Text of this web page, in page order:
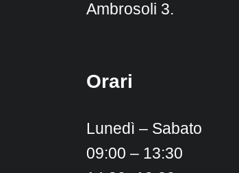
Ambrosoli 3.
Orari
Lunedì – Sabato
09:00 – 13:30